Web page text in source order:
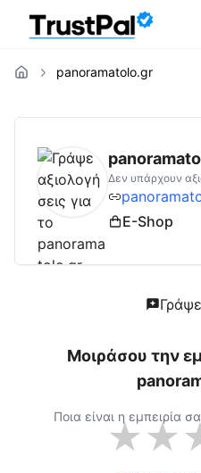
panoramatolo.gr
Δεν υπάρχουν
E-Shop
Μοιράσου την
Ποια είναι η εμπειρία
★★